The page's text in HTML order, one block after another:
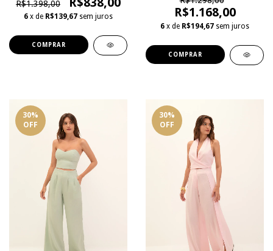
R$1.398,00
6 x de R$139,67 sem juros
COMPRAR
R$1.168,00
6 x de R$194,67 sem juros
COMPRAR
30%
OFF
30%
OFF